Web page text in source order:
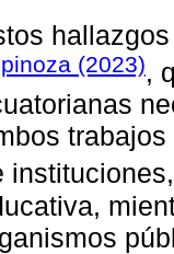
(2023),